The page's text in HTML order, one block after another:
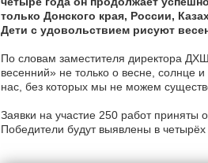
только Донского края, России,
Дети с удовольствием рисуют
По словам заместителя директора
весенний» не только о весне,
нас, без которых мы не можем
Заявки на участие 250 работ приняты
Победители будут выявлены в четырёх